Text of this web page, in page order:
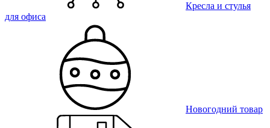
Кресла и стулья
для офиса
Новогодний товар